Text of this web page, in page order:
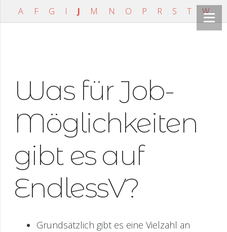
A F G I J M N O P R S T W
Was für Job-
Möglichkeiten
gibt es auf
EndlessV?
Grundsätzlich gibt es eine Vielzahl an